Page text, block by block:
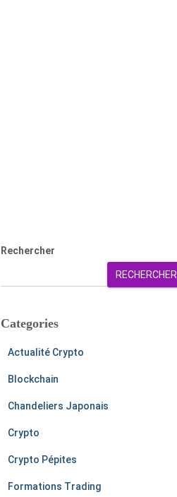
Rechercher
RECHERCHER
Categories
Actualité Crypto
Blockchain
Chandeliers Japonais
Crypto
Crypto Pépites
Formations Trading